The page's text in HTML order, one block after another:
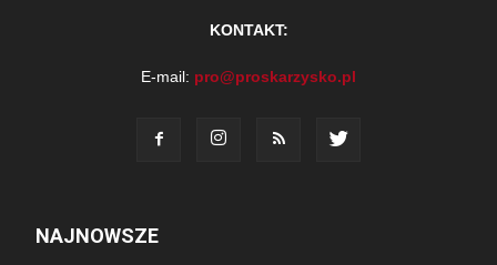
KONTAKT:
E-mail: pro@proskarzysko.pl
NAJNOWSZE